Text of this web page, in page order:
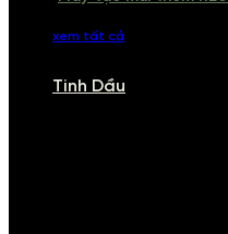
xem tất cả
Tinh Dầu